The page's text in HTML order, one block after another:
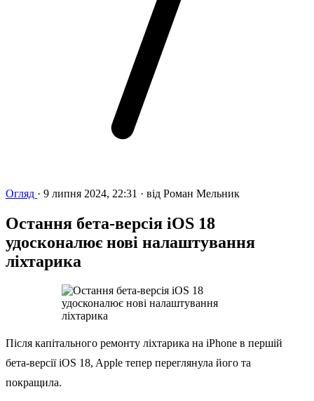
Огляд · 9 липня 2024, 22:31 · від Роман Мельник
Остання бета-версія iOS 18
удосконалює нові налаштування
ліхтарика
Після капітального ремонту ліхтарика на iPhone в першій
бета-версії iOS 18, Apple тепер переглянула його та
покращила.